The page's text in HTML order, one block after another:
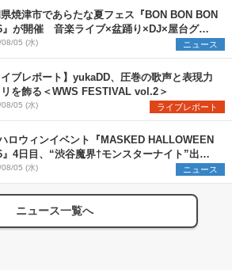
焼津市であらたな夏フェス『BON BON BON
』が開催 音楽ライブ×盆踊り×DJ×屋台グル
ンタンナイトで彩る2日間
05 (水) ニュース
イブレポート】yukaDD、圧巻の歌声と表現力
を飾る＜WWS FESTIVAL vol.2＞
05 (水) ライブレポート
ロウィンイベント『MASKED HALLOWEEN
』4日目、“渋谷魔界†モンスターナイト”出演6
表
05 (水) ニュース
ニュース一覧へ